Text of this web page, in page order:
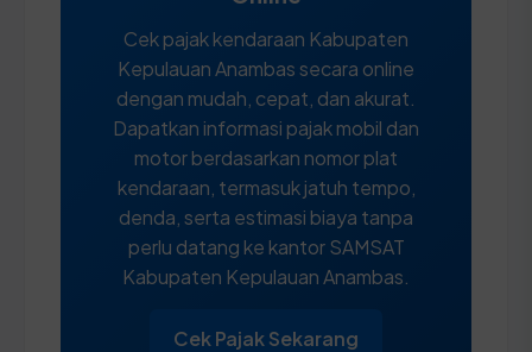
Cek pajak kendaraan Kabupaten
Kepulauan Anambas secara online
dengan mudah, cepat, dan akurat.
Dapatkan informasi pajak mobil dan
motor berdasarkan nomor plat
kendaraan, termasuk jatuh tempo,
denda, serta estimasi biaya tanpa
perlu datang ke kantor SAMSAT
Kabupaten Kepulauan Anambas.
Cek Pajak Sekarang